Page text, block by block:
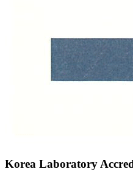
Korea Laboratory